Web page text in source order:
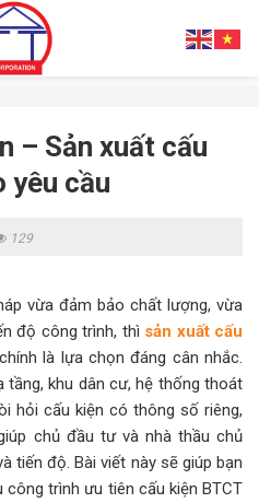
– Sản xuất cấu
yêu cầu
129
vừa đảm bảo chất lượng, vừa
độ công trình, thì sản xuất cấu
chính là lựa chọn đáng cân nhắc.
tầng, khu dân cư, hệ thống thoát
hỏi cấu kiện có thông số riêng,
chủ đầu tư và nhà thầu chủ
tiến độ. Bài viết này sẽ giúp bạn
công trình ưu tiên cấu kiện BTCT